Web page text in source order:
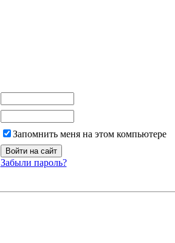
Запомнить меня на этом компьютере
Забыли пароль?